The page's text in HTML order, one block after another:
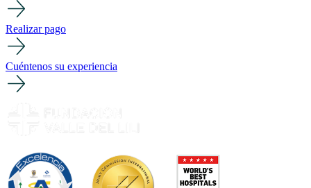
Realizar pago
Cuéntenos su experiencia